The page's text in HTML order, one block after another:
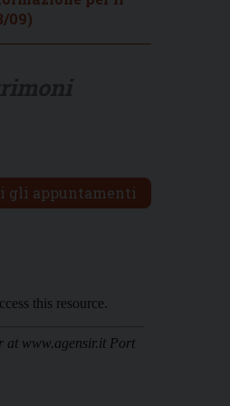
09)
gli appuntamenti